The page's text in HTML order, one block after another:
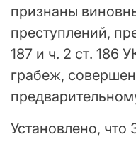
признаны
преступлений,
187 и ч. 2 ст. 186
грабеж,
Установлено,